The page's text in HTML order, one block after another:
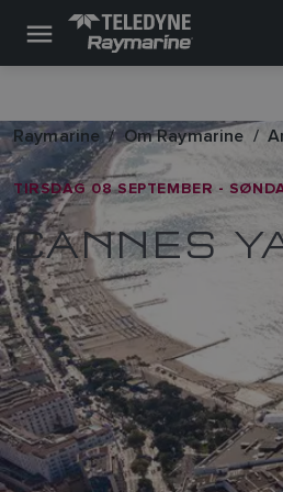
Raymarine Om Raymarine
TIRSDAG 08 SEPTEMBER -
CANNES